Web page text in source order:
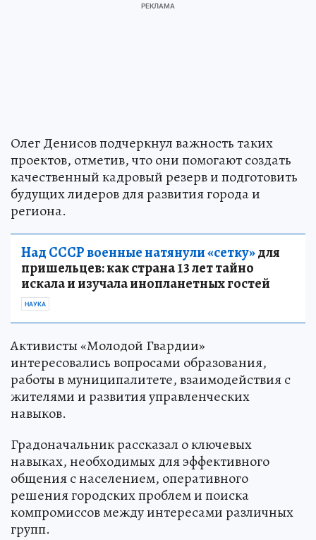
Олег Денисов подчеркнул важность таких
проектов, отметив, что они помогают создать
качественный кадровый резерв и подготовить
будущих лидеров для развития города и
региона.
Над СССР военные натянули «сетку»для
пришельцев: как страна 13 лет тайно
искала и изучала инопланетных гостей
НАУКА
Активисты «Молодой Гвардии»
интересовались вопросами образования,
работы в муниципалитете, взаимодействия с
жителями и развития управленческих
навыков.
Градоначальник рассказал о ключевых
навыках, необходимых для эффективного
общения с населением, оперативного
решения городских проблем и поиска
компромиссов между интересами различных
групп.